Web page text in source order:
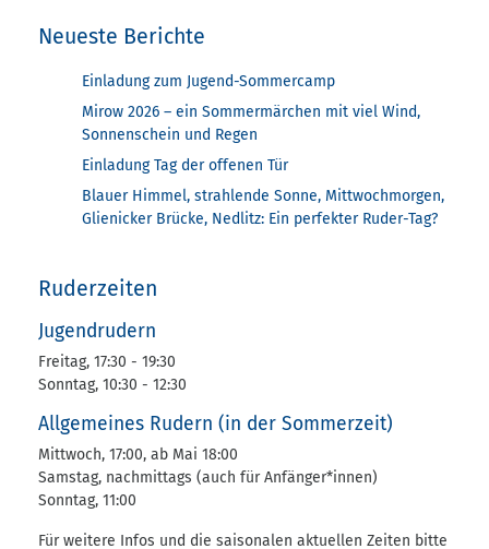
Neueste Berichte
Einladung zum Jugend-Sommercamp
Mirow 2026 – ein Sommermärchen mit viel Wind,
Sonnenschein und Regen
Einladung Tag der offenen Tür
Blauer Himmel, strahlende Sonne, Mittwochmorgen,
Glienicker Brücke, Nedlitz: Ein perfekter Ruder-Tag?
Ruderzeiten
Jugendrudern
Freitag, 17:30 - 19:30
Sonntag, 10:30 - 12:30
Allgemeines Rudern (in der Sommerzeit)
Mittwoch, 17:00, ab Mai 18:00
Samstag, nachmittags (auch für Anfänger*innen)
Sonntag, 11:00
Für weitere Infos und die saisonalen aktuellen Zeiten bitte